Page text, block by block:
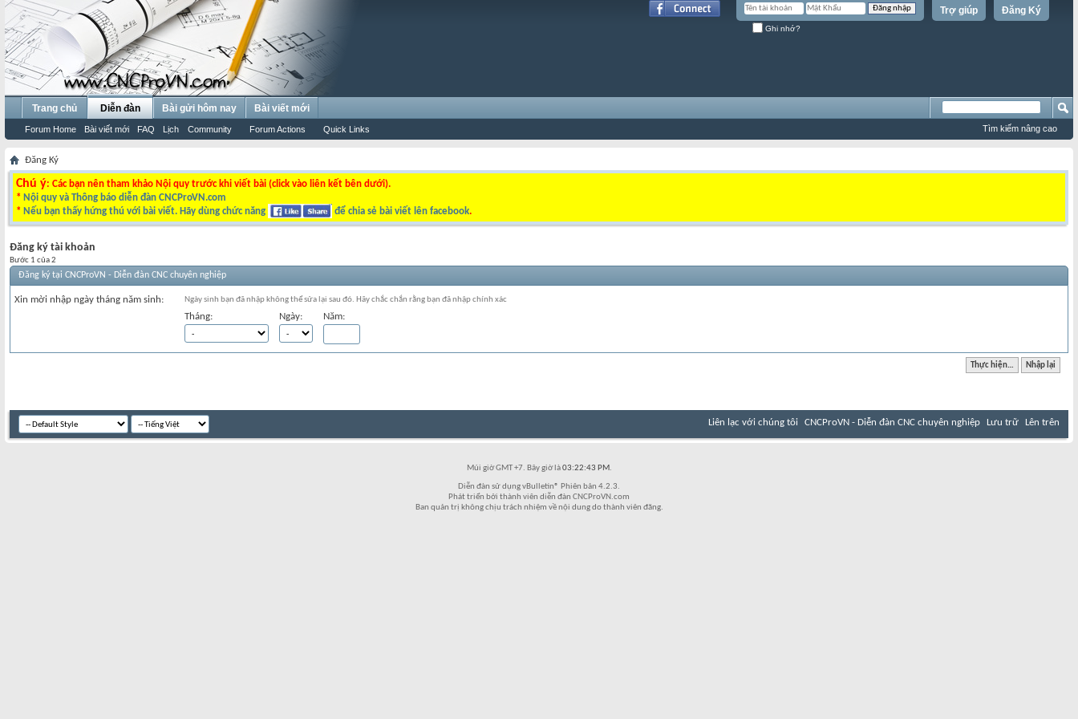
Đăng Ký
Trợ giúp
Ghi nhớ?
Trang chủ Diễn đàn
Forum Home Bài viết mới FAQ Lịch Community Forum Actions Quick Links
Bài gửi hôm nay Bài viết mới
Tìm kiếm nâng cao
Đăng Ký
Chú ý: Các bạn nên tham khảo Nội quy trước khi viết bài (click vào liên kết bên dưới).
* Nội quy và Thông báo diễn đàn CNCProVN.com
* Nếu bạn thấy hứng thú với bài viết. Hãy dùng chức năng để chia sẻ bài viết lên facebook.
Đăng ký tài khoản
Bước 1 của 2
Đăng ký tại CNCProVN - Diễn đàn CNC chuyên nghiệp
Xin mời nhập ngày tháng năm sinh: Ngày sinh bạn đã nhập không thể sửa lại sau đó. Hãy chắc chắn rằng bạn đã nhập chính xác
Tháng: Ngày: Năm:
Liên lạc với chúng tôi CNCProVN - Diễn đàn CNC chuyên nghiệp Lưu trữ Lên trên
Múi giờ GMT +7. Bây giờ là03:22:43 PM.
Diễn đàn sử dụng vBulletin® Phiên bản 4.2.3.
Phát triển bởi thành viên diễn đàn CNCProVN.com
Ban quản trị không chịu trách nhiệm về nội dung do thành viên đăng.